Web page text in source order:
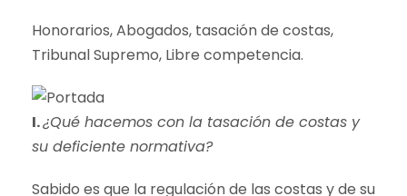
Honorarios, Abogados, tasación de costas,
Tribunal Supremo, Libre competencia.
I.¿Qué hacemos con la tasación de costas y
su deficiente normativa?
Sabido es que la regulación de las costas y de su